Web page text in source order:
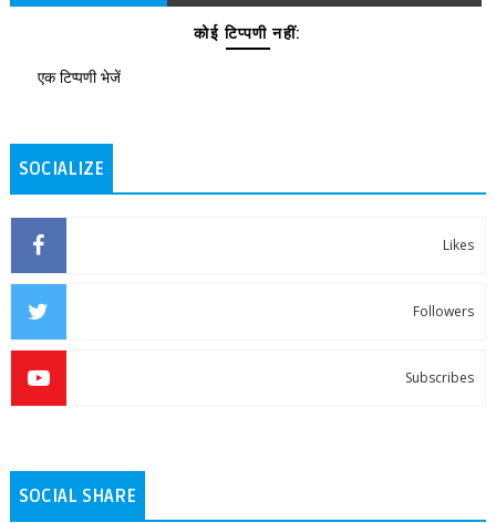
कोई टिप्पणी नहीं:
एक टिप्पणी भेजें
SOCIALIZE
Likes
Followers
Subscribes
SOCIAL SHARE